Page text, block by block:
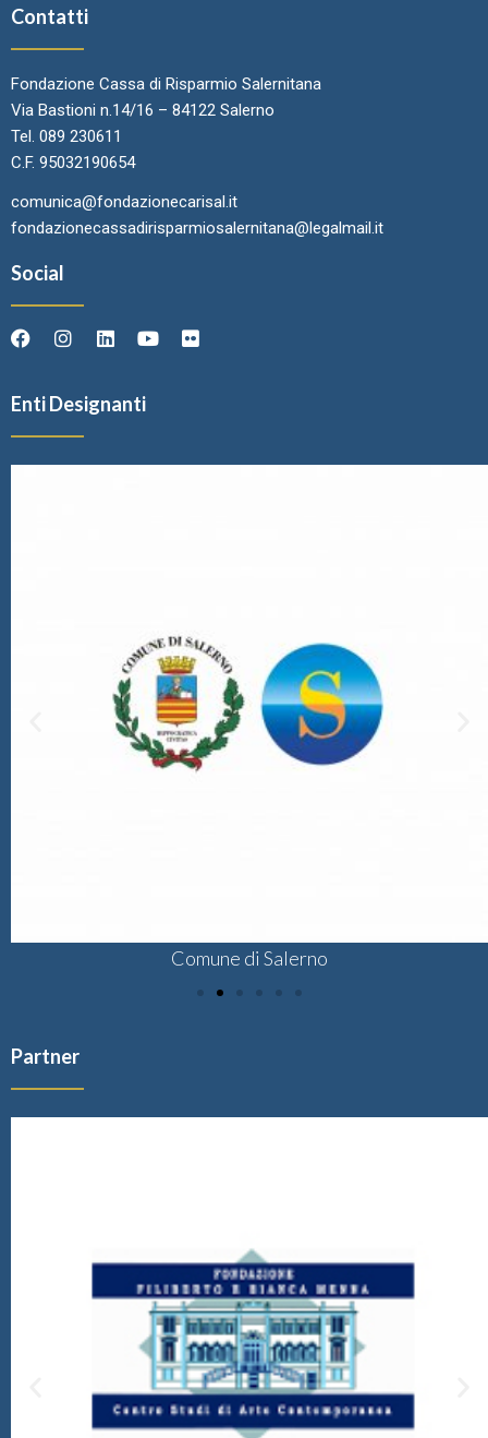
Contatti
Fondazione Cassa di Risparmio Salernitana
Via Bastioni n.14/16 – 84122 Salerno
Tel. 089 230611
C.F. 95032190654
comunica@fondazionecarisal.it
fondazionecassadirisparmiosalernitana@legalmail.it
Social
Enti Designanti
Comune di Salerno
Partner